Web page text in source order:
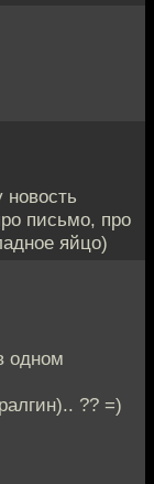
новость
письмо, про
яйцо)
одном
?? =)